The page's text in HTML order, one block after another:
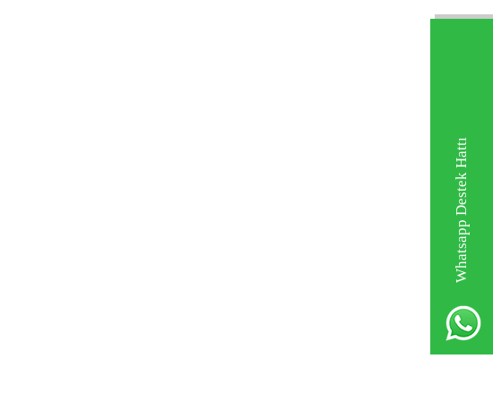
Whatsapp Destek Hattı